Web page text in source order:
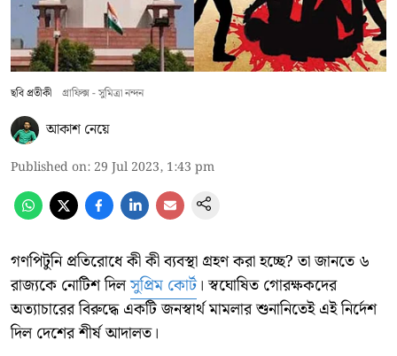
ছবি প্রতীকী গ্রাফিক্স - সুমিত্রা নন্দন
আকাশ নেয়ে
Published on: 29 Jul 2023, 1:43 pm
গণপিটুনি প্রতিরোধে কী কী ব্যবস্থা গ্রহণ করা হচ্ছে? তা জানতে ৬
রাজ্যকে নোটিশ দিলসুপ্রিম কোর্ট। স্বঘোষিত গোরক্ষকদের
অত্যাচারের বিরুদ্ধে একটি জনস্বার্থ মামলার শুনানিতেই এই নির্দেশ
দিল দেশের শীর্ষ আদালত।